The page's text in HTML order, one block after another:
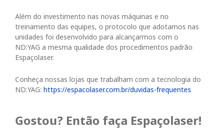
Além do investimento nas novas máquinas e no
treinamento das equipes, o protocolo que adotamos nas
unidades foi desenvolvido para alcançarmos com o
ND:YAG a mesma qualidade dos procedimentos padrão
Espaçolaser.
Conheça nossas lojas que trabalham com a tecnologia do
ND:YAG: https://espacolaser.com.br/duvidas-frequentes
Gostou? Então faça Espaçolaser!